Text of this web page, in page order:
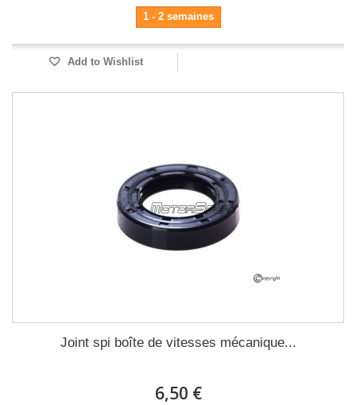
1 - 2 semaines
Add to Wishlist
Joint spi boîte de vitesses mécanique...
6,50 €